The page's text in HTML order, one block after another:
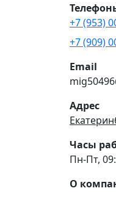
+7 (953)
+7 (909)
Email
Адрес
Часы
Пн-Пт,
О